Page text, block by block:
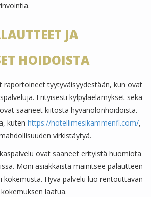
JA
HOIDOISTA
raportoineet tyytyväisyydestään, kun ovat
Erityisesti kylpyläelämykset sekä
saaneet kiitosta hyvänolonhoidoista.
kuten https://hotellimesikammenfi.com/,
virkistäytyä.
ovat saaneet erityistä huomiota
Moni asiakkaista mainitsee palautteen
kokemusta. Hyvä palvelu luo rentouttavan
laatua.